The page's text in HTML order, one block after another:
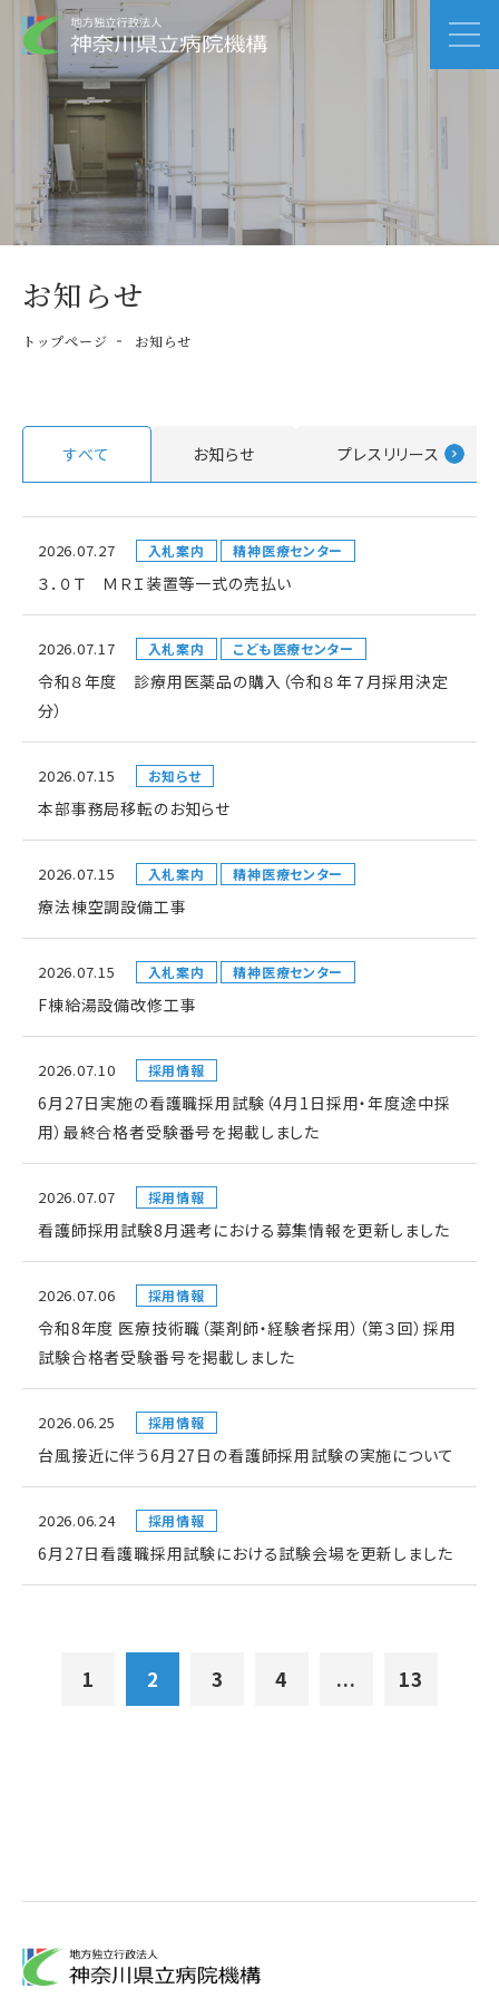
お知らせ
トップページ お知らせ
すべて お知らせ プレスリリース
2026.07.27 入札案内 精神医療センター
３．０Ｔ ＭＲＩ装置等一式の売払い
2026.07.17 入札案内 こども医療センター
令和８年度 診療用医薬品の購入（令和８年７月採用決定
分）
2026.07.15 お知らせ
本部事務局移転のお知らせ
2026.07.15 入札案内 精神医療センター
療法棟空調設備工事
2026.07.15 入札案内 精神医療センター
F棟給湯設備改修工事
2026.07.10 採用情報
6月27日実施の看護職採用試験（4月1日採用・年度途中採
用）最終合格者受験番号を掲載しました
2026.07.07 採用情報
看護師採用試験8月選考における募集情報を更新しました
2026.07.06 採用情報
令和8年度 医療技術職（薬剤師・経験者採用）（第３回）採用
試験合格者受験番号を掲載しました
2026.06.25 採用情報
台風接近に伴う6月27日の看護師採用試験の実施について
2026.06.24 採用情報
6月27日看護職採用試験における試験会場を更新しました
1 2 3 4 ... 13